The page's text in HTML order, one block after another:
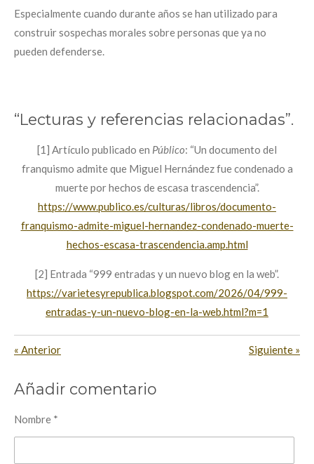
Especialmente cuando durante años se han utilizado para
construir sospechas morales sobre personas que ya no
pueden defenderse.
“Lecturas y referencias relacionadas”.
[1] Artículo publicado en Público: “Un documento del
franquismo admite que Miguel Hernández fue condenado a
muerte por hechos de escasa trascendencia”.
https://www.publico.es/culturas/libros/documento-
franquismo-admite-miguel-hernandez-condenado-muerte-
hechos-escasa-trascendencia.amp.html
[2] Entrada “999 entradas y un nuevo blog en la web”.
https://varietesyrepublica.blogspot.com/2026/04/999-
entradas-y-un-nuevo-blog-en-la-web.html?m=1
« Anterior Siguiente »
Añadir comentario
Nombre *